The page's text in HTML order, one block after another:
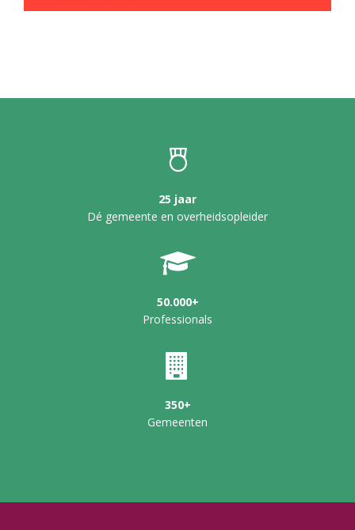
25 jaar
Dé gemeente en overheidsopleider
50.000+
Professionals
350+
Gemeenten